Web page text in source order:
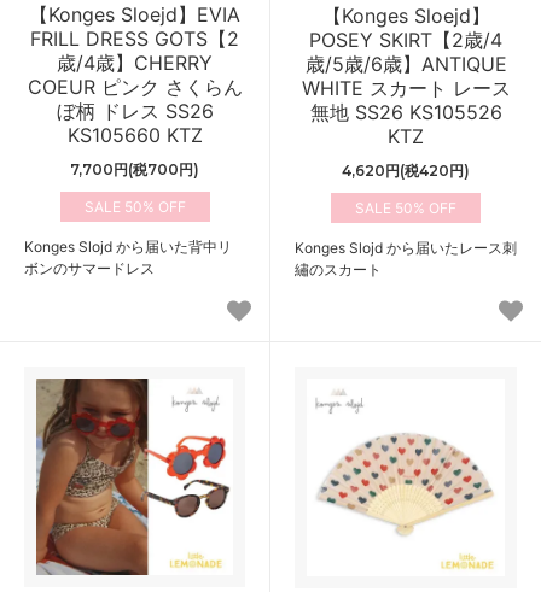
【Konges Sloejd】EVIA
FRILL DRESS GOTS【2
歳/4歳】CHERRY
COEUR ピンク さくらん
ぼ柄 ドレス SS26
KS105660 KTZ
7,700円(税700円)
50%
Konges Slojd から届いた背中リ
ボンのサマードレス
【Konges Sloejd】
POSEY SKIRT【2歳/4
歳/5歳/6歳】ANTIQUE
WHITE スカート レース
無地 SS26 KS105526
KTZ
4,620円(税420円)
50%
Konges Slojd から届いたレース刺
繡のスカート